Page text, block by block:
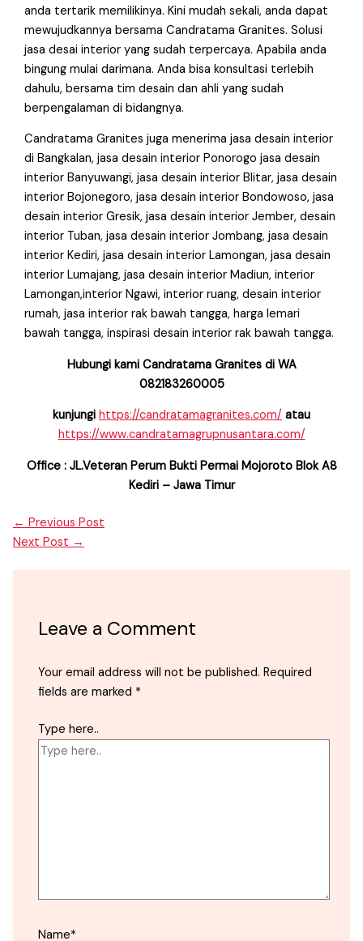
anda tertarik memilikinya. Kini mudah sekali, anda dapat
mewujudkannya bersama Candratama Granites. Solusi
jasa desai interior yang sudah terpercaya. Apabila anda
bingung mulai darimana. Anda bisa konsultasi terlebih
dahulu, bersama tim desain dan ahli yang sudah
berpengalaman di bidangnya.
Candratama Granites juga menerima jasa desain interior
di Bangkalan, jasa desain interior Ponorogo jasa desain
interior Banyuwangi, jasa desain interior Blitar, jasa desain
interior Bojonegoro, jasa desain interior Bondowoso, jasa
desain interior Gresik, jasa desain interior Jember, desain
interior Tuban, jasa desain interior Jombang, jasa desain
interior Kediri, jasa desain interior Lamongan, jasa desain
interior Lumajang, jasa desain interior Madiun, interior
Lamongan,interior Ngawi, interior ruang, desain interior
rumah, jasa interior rak bawah tangga, harga lemari
bawah tangga, inspirasi desain interior rak bawah tangga.
Hubungi kami Candratama Granites di WA
082183260005
kunjungi https://candratamagranites.com/ atau
https://www.candratamagrupnusantara.com/
Office : JL.Veteran Perum Bukti Permai Mojoroto Blok A8
Kediri – Jawa Timur
← Previous Post
Next Post →
Leave a Comment
Your email address will not be published. Required
fields are marked *
Type here..
Name*